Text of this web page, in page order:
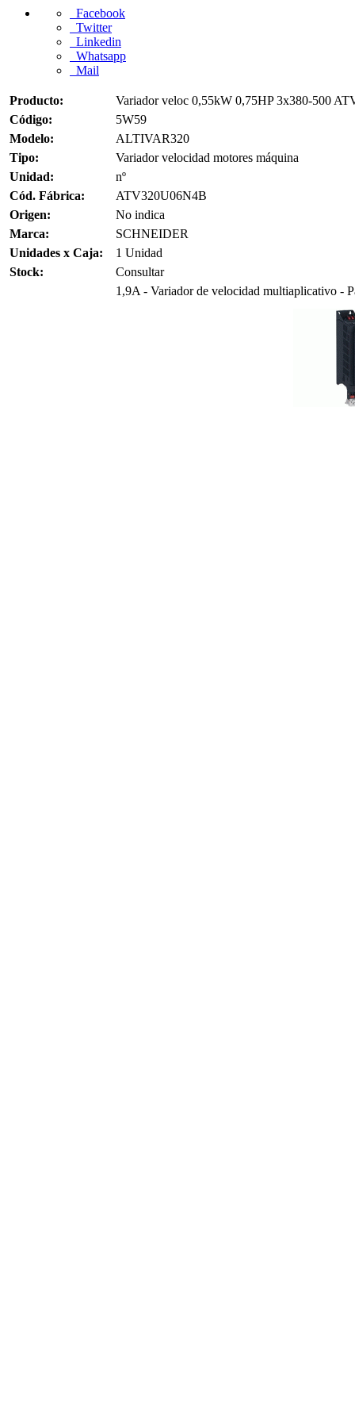
Facebook
Twitter
Linkedin
Whatsapp
Mail
Producto:
Variador veloc 0,55kW 0,75HP 3x380-500
Código:
5W59
Modelo:
ALTIVAR320
Tipo:
Variador velocidad motores máquina
Unidad:
nº
Cód. Fábrica:
ATV320U06N4B
Origen:
No indica
Marca:
SCHNEIDER
Unidades x Caja:
1 Unidad
Stock:
Consultar
1,9A - Variador de velocidad multiaplicativo -